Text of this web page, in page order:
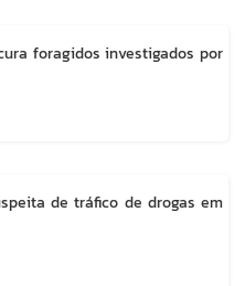
foragidos investigados por
de tráfico de drogas em